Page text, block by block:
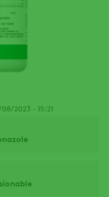
2023 - 15:21